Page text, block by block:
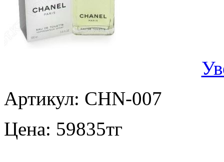
Артикул: CHN-007
Цена: 59835тг